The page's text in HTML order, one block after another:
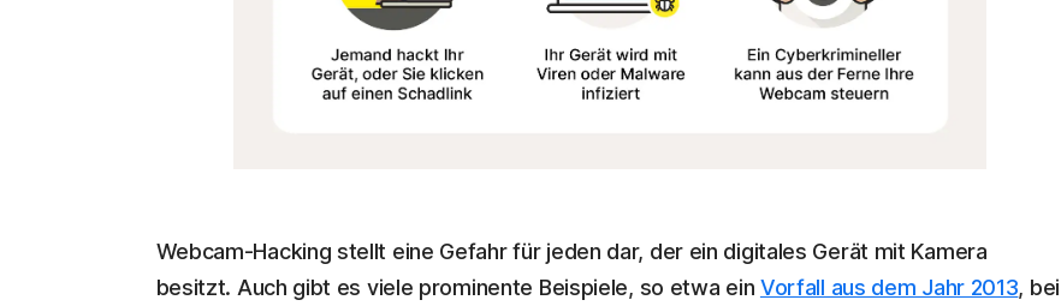
Webcam-Hacking stellt eine Gefahr für jeden dar, der ein digitales Gerät mit Kamera
besitzt. Auch gibt es viele prominente Beispiele, so etwa ein Vorfall aus dem Jahr 2013, bei